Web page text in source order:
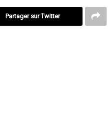
Partager sur Twitter